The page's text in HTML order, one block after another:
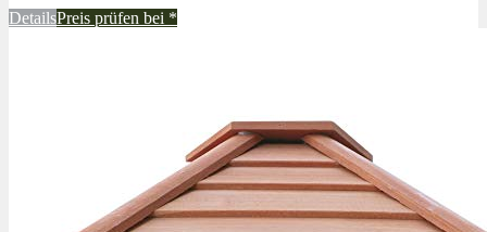
DetailsPreis prüfen bei *